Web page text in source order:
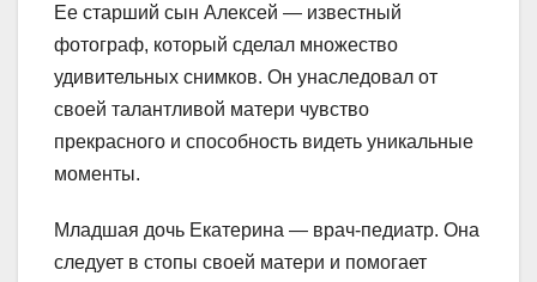
Ее старший сын Алексей — известный
фотограф, который сделал множество
удивительных снимков. Он унаследовал от
своей талантливой матери чувство
прекрасного и способность видеть уникальные
моменты.
Младшая дочь Екатерина — врач-педиатр. Она
следует в стопы своей матери и помогает